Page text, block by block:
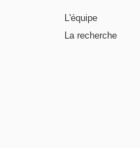
L'équipe
La recherche